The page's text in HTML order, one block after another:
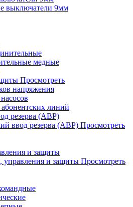
выключатели 9мм
медные
Просмотреть
напряжения
линий
резерва (АВР)
ввод резерва (АВР) Просмотреть
и защиты
управления и защиты Просмотреть